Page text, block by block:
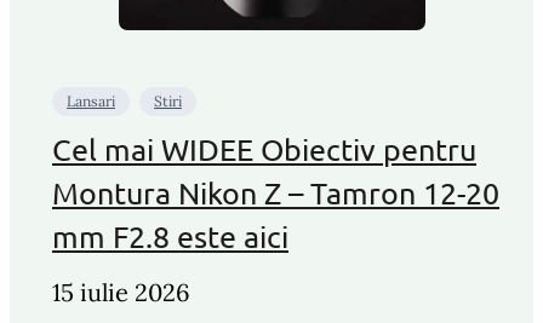
Lansari Stiri
Cel mai WIDEE Obiectiv pentru
Montura Nikon Z – Tamron 12-20
mm F2.8 este aici
15 iulie 2026